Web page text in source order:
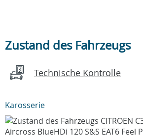
Zustand des Fahrzeugs
Technische Kontrolle
Karosserie